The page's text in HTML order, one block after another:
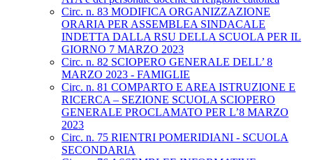
Circ. n. 83 MODIFICA ORGANIZZAZIONE
ORARIA PER ASSEMBLEA SINDACALE
INDETTA DALLA RSU DELLA SCUOLA PER IL
GIORNO 7 MARZO 2023
Circ. n. 82 SCIOPERO GENERALE DELL’ 8
MARZO 2023 - FAMIGLIE
Circ. n. 81 COMPARTO E AREA ISTRUZIONE E
RICERCA – SEZIONE SCUOLA SCIOPERO
GENERALE PROCLAMATO PER L’8 MARZO
2023
Circ. n. 75 RIENTRI POMERIDIANI - SCUOLA
SECONDARIA